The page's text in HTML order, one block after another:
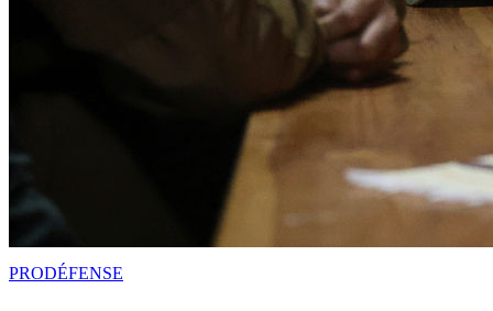
PRODÉFENSE